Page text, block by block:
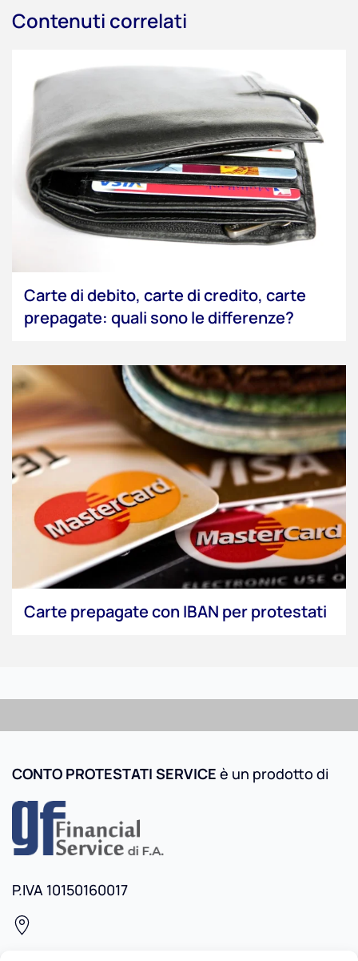
Contenuti correlati
Carte di debito, carte di credito, carte
prepagate: quali sono le differenze?
Carte prepagate con IBAN per protestati
CONTO PROTESTATI SERVICE è un prodotto di
P.IVA 10150160017